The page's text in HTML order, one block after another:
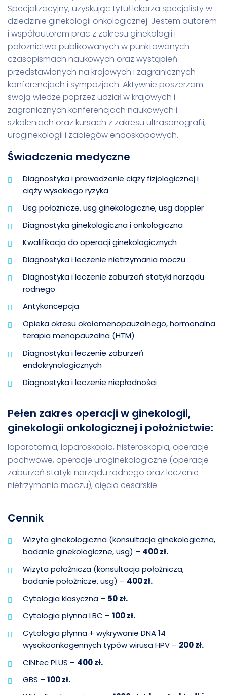
Specjalizacyjny, uzyskując tytuł lekarza specjalisty w
dziedzinie ginekologii onkologicznej. Jestem autorem
i współautorem prac z zakresu ginekologii i
położnictwa publikowanych w punktowanych
czasopismach naukowych oraz wystąpień
przedstawianych na krajowych i zagranicznych
konferencjach i sympozjach. Aktywnie poszerzam
swoją wiedzę poprzez udział w krajowych i
zagranicznych konferencjach naukowych i
szkoleniach oraz kursach z zakresu ultrasonografii,
uroginekologii i zabiegów endoskopowych.
Świadczenia medyczne
Diagnostyka i prowadzenie ciąży fizjologicznej i
ciąży wysokiego ryzyka
Usg położnicze, usg ginekologiczne, usg doppler
Diagnostyka ginekologiczna i onkologiczna
Kwalifikacja do operacji ginekologicznych
Diagnostyka i leczenie nietrzymania moczu
Diagnostyka i leczenie zaburzeń statyki narządu
rodnego
Antykoncepcja
Opieka okresu okołomenopauzalnego, hormonalna
terapia menopauzalna (HTM)
Diagnostyka i leczenie zaburzeń
endokrynologicznych
Diagnostyka i leczenie niepłodności
Pełen zakres operacji w ginekologii,
ginekologii onkologicznej i położnictwie:
laparotomia, laparoskopia, histeroskopia, operacje
pochwowe, operacje uroginekologiczne (operacje
zaburzeń statyki narządu rodnego oraz leczenie
nietrzymania moczu), cięcia cesarskie
Cennik
Wizyta ginekologiczna (konsultacja ginekologiczna,
badanie ginekologiczne, usg) – 400 zł.
Wizyta położnicza (konsultacja położnicza,
badanie położnicze, usg) – 400 zł.
Cytologia klasyczna – 50 zł.
Cytologia płynna LBC – 100 zł.
Cytologia płynna + wykrywanie DNA 14
wysokoonkogennych typów wirusa HPV – 200 zł.
CINtec PLUS – 400 zł.
GBS – 100 zł.